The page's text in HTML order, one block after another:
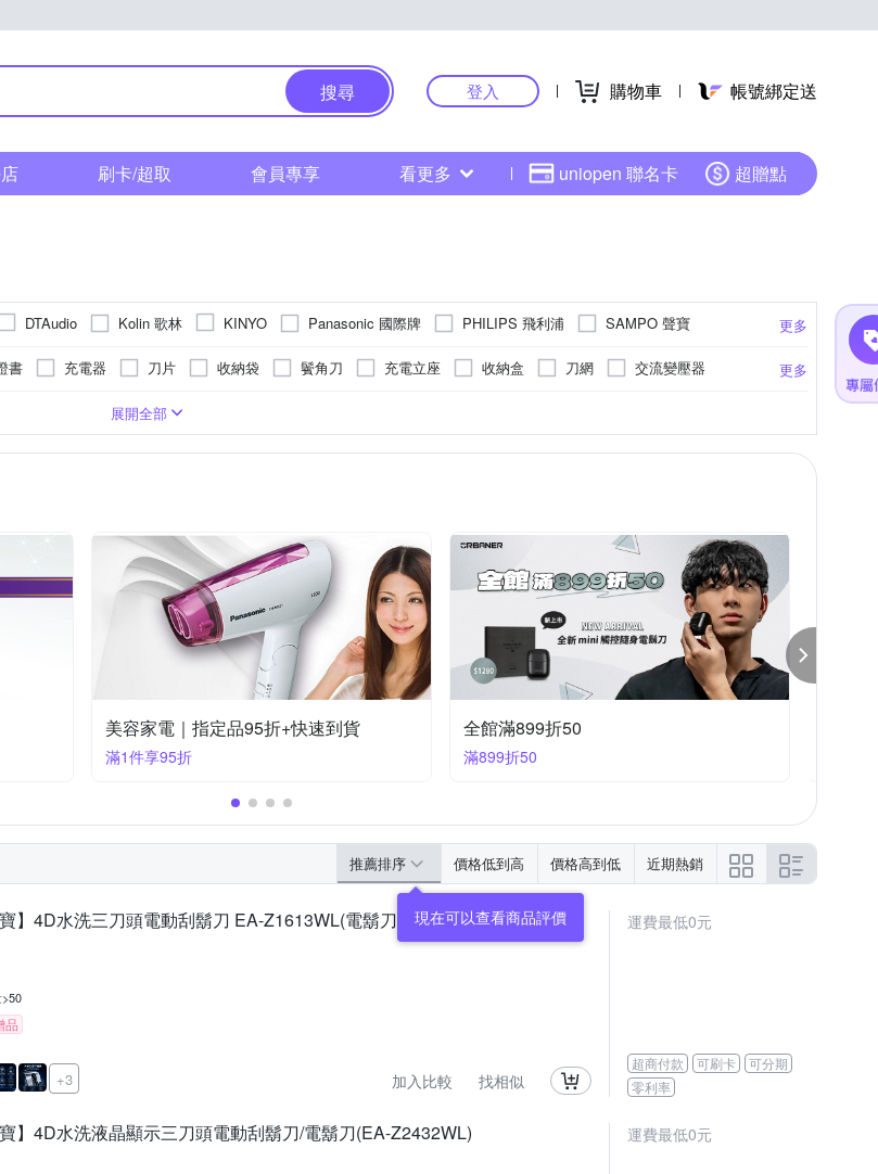
搜尋 登入 購物車 帳號綁定送
刷卡/超取 會員專享 看更多 uniopen 聯名卡 超贈點
更多
DTAudio Kolin 歌林 KINYO Panasonic 國際牌 PHILIPS 飛利浦
SAMPO 聲寶
Xiaomi 小米 其他品牌 羅蜜歐 更多
書 充電器 刀片 收納袋 鬢角刀 充電立座 收納盒 刀網
交流變壓器
展開全部
美容家電｜指定品9折+快速到貨
滿1件享9折
美容家電｜指定品94折
滿1件享94折
推薦排序 價格低到高 價格高到低 近期熱銷
寶】4D水洗三刀頭電動刮鬍刀 EA-Z1613WL(電鬍刀/修容刀)
品
+3 加入比較 找相似
運費最低0元
超商付款 可刷卡
可分期
零利率
寶】4D水洗液晶顯示三刀頭電動刮鬍刀/電鬍刀(EA-Z2432WL) 運費最低0元